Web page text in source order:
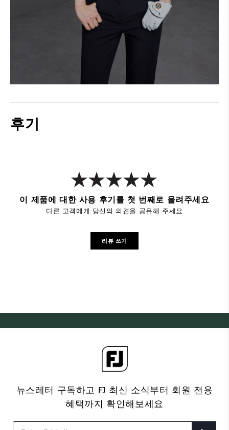
후기
이 제품에 대한 사용 후기를 첫 번째로 올려주세요
다른 고객에게 당신의 의견을 공유해 주세요
리뷰 쓰기
뉴스레터 구독하고 FJ 최신 소식부터 회원 전용
혜택까지 확인해보세요